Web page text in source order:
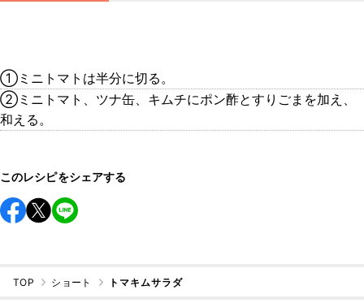
①ミニトマトは半分に切る。
②ミニトマト、ツナ缶、キムチにポン酢とすりごまを加え、
和える。
このレシピをシェアする
TOP ショート トマキムサラダ